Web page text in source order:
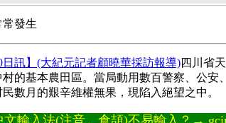
發生
日訊】(大紀元記者顧曉華採訪報導)四川省
的基本農田區。當局動用數百警察、公
數月的艱辛維權無果，現陷入絕望之中。
文輸入法(注音、倉頡)不易輸入？→